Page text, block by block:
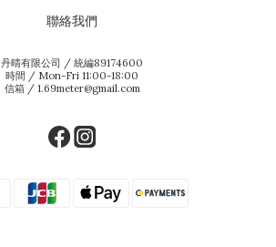
聯絡我們
丹晴有限公司 / 統編89174600
時間 / Mon-Fri 11:00-18:00
信箱 / 1.69meter@gmail.com